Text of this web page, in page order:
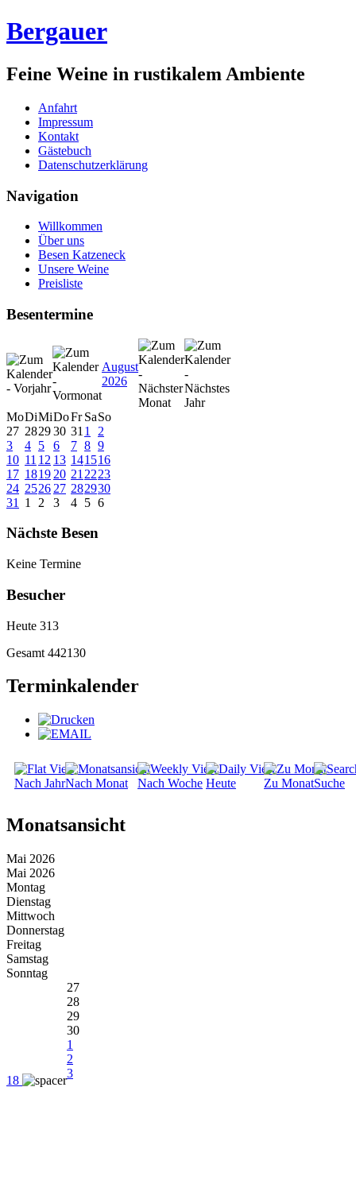
Bergauer
Feine Weine in rustikalem Ambiente
Anfahrt
Impressum
Kontakt
Gästebuch
Datenschutzerklärung
Navigation
Willkommen
Über uns
Besen Katzeneck
Unsere Weine
Preisliste
Besentermine
August
2026
MoDiMiDoFr SaSo
27 282930 31 1
2
3
4 5 6 7 8 9
10 11 12 13 141516
17 1819 20 21 2223
24 2526 27 282930
31
1 2 3 4 5 6
Nächste Besen
Keine Termine
Besucher
Heute 313
Gesamt 442130
Terminkalender
Nach JahrNach Monat Nach Woche Heute Zu MonatSuche
Monatsansicht
Mai 2026
Mai 2026
Montag
Dienstag
Mittwoch
Donnerstag
Freitag
Samstag
Sonntag
18
27
28
29
30
1
2
3